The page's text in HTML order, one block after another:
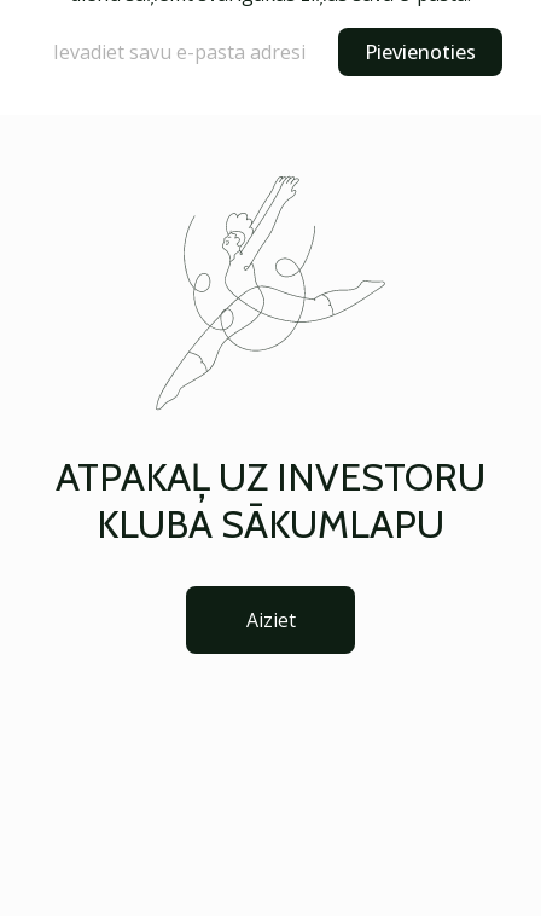
Pievienoties
ATPAKAĻ UZ INVESTORU
KLUBA SĀKUMLAPU
Aiziet